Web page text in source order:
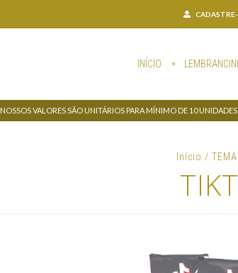
INÍCIO
NOSSOS VALORES SÃO UNITÁRIOS PARA MÍNIMO DE 10
Início /